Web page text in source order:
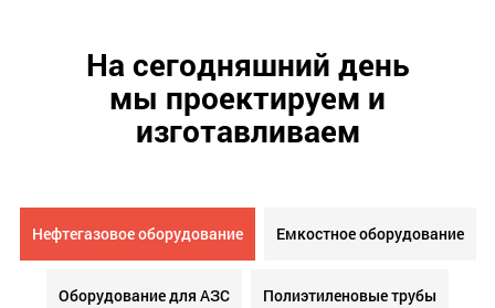
На сегодняшний день
мы проектируем и
изготавливаем
Нефтегазовое оборудование Емкостное оборудование
Оборудование для АЗС Полиэтиленовые трубы